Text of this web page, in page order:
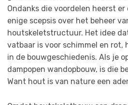
Ondanks die voordelen heerst
enige scepsis over het beheer
houtskeletstructuur. Het idee
vatbaar is voor schimmel en
in de bouwgeschiedenis. Als je
dampopen wandopbouw, is die
Want hout is van nature een